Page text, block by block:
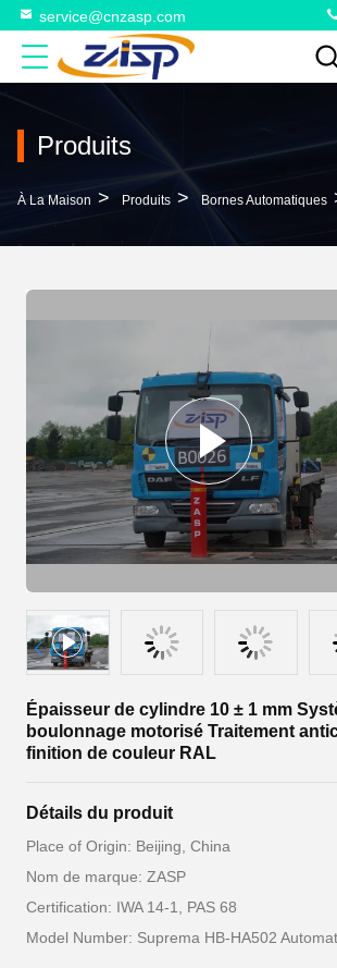
service@cnzasp.com
Produits
À La Maison > Produits > Bornes Automatiques
Épaisseur de cylindre 10 ± 1 mm
boulonnage motorisé Traitement
finition de couleur RAL
Détails du produit
Place of Origin: Beijing, China
Nom de marque: ZASP
Certification: IWA 14-1, PAS 68
Model Number: Suprema HB-HA502